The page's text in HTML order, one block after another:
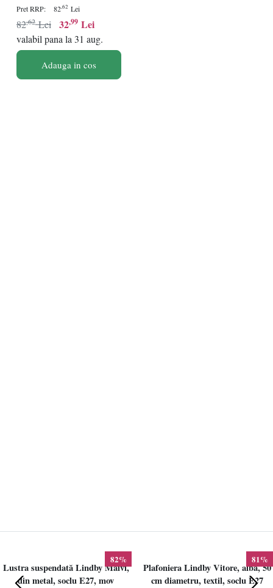
Pret RRP: 82,62 Lei
32,99 Lei
82,62 Lei
valabil pana la 31 aug.
Adauga in cos
82%
Lustra suspendată Lindby Maivi,
din metal, soclu E27, mov
81%
Plafoniera Lindby Vitore, alba, 50
cm diametru, textil, soclu E27